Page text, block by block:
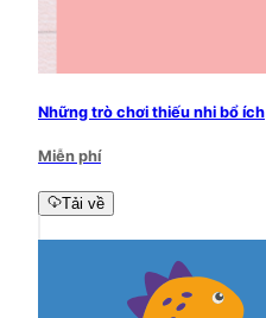
Những trò chơi thiếu nhi bổ ích
Miễn phí
Tải về